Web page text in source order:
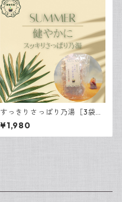
すっきりさっぱり乃湯［3袋入
り］
¥1,980